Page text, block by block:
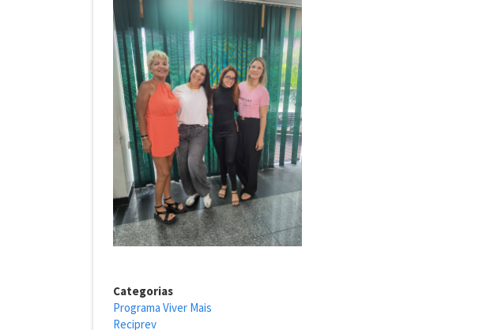
Categorias
Programa Viver Mais
Reciprev